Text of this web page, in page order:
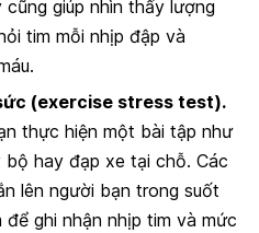
giúp nhìn thấy lượng
tim mỗi nhịp đập và
(exercise stress test).
thực hiện một bài tập như
hay đạp xe tại chỗ. Các
lên người bạn trong suốt
để ghi nhận nhịp tim và mức